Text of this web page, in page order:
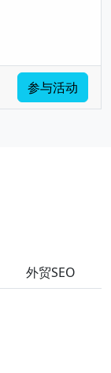
参与活动
外贸SEO